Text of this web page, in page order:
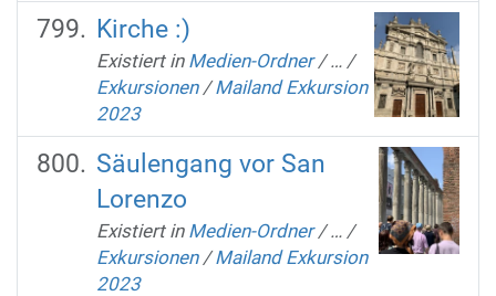
Kirche :)
Existiert in Medien-Ordner /… /
Exkursionen /Mailand Exkursion
2023
Säulengang vor San
Lorenzo
Existiert in Medien-Ordner /… /
Exkursionen /Mailand Exkursion
2023